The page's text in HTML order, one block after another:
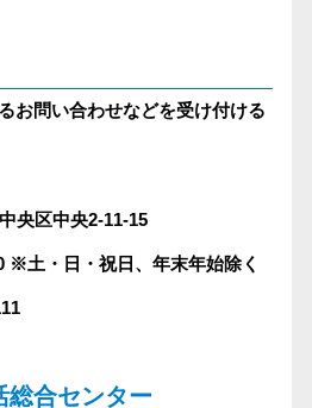
お問い合わせなどを受け付ける
央区中央2-11-15
※土・日・祝日、年末年始除く
総合センター